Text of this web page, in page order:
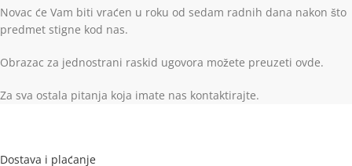
Novac će Vam biti vraćen u roku od sedam radnih dana nakon što
predmet stigne kod nas.
Obrazac za jednostrani raskid ugovora možete preuzeti ovde.
Za sva ostala pitanja koja imate nas kontaktirajte.
Dostava i plaćanje